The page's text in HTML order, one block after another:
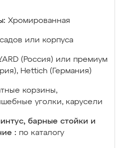
Хромированная
или корпуса
(Россия) или премиум
Hettich (Германия)
корзины,
уголки, карусели
барные стойки и
: по каталогу